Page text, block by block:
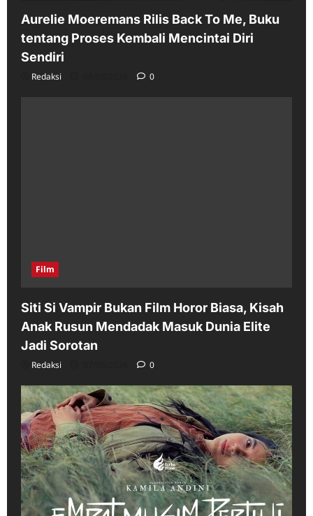
Aurelie Moeremans Rilis Back To Me, Buku
tentang Proses Kembali Mencintai Diri
Sendiri
Redaksi 0
Film
Siti Si Vampir Bukan Film Horor Biasa, Kisah
Anak Rusun Mendadak Masuk Dunia Elite
Jadi Sorotan
Redaksi 0